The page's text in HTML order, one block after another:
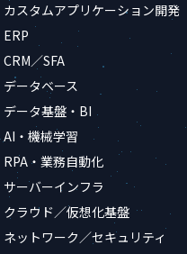
カスタムアプリケーション開発
ERP
CRM／SFA
データベース
データ基盤・BI
AI・機械学習
RPA・業務自動化
サーバーインフラ
クラウド／仮想化基盤
ネットワーク／セキュリティ